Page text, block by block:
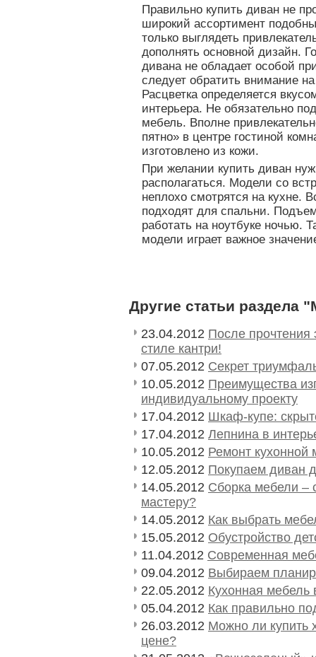
Правильно купить диван не
широкий ассортимент
только выглядеть
дополнять основной дизайн.
дивана не обладает особой
следует обратить внимание
Расцветка определяется
интерьера. Не обязательно
мебель. Вполне
пятно» в центре гостиной
изготовлено из кожи.
При желании купить диван
располагаться. Модели со
неплохо смотрятся на кухне.
подходят для спальни.
работать на ноутбуке ночью.
модели играет важное
Другие статьи раздела
23.04.2012 После прочтения
стиле кантри!
07.05.2012 Секрет
10.05.2012 Преимущества
индивидуальному проекту
17.04.2012 Шкаф-купе:
17.04.2012 Лепнина в
10.05.2012 Ремонт кухонной
12.05.2012 Покупаем диван
14.05.2012 Сборка мебели –
мастеру?
14.05.2012 Как выбрать
15.05.2012 Обустройство
11.04.2012 Современная
09.04.2012 Выбираем
22.05.2012 Кухонная мебель
05.04.2012 Как правильно
26.03.2012 Можно ли купить
цене?